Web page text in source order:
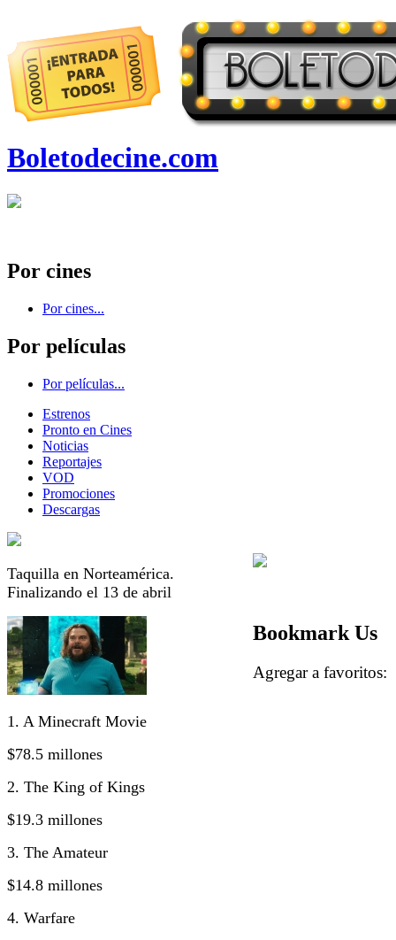
Boletodecine.com
Por cines
Por cines...
Por películas
Por películas...
Estrenos
Pronto en Cines
Noticias
Reportajes
VOD
Promociones
Descargas
Taquilla en Norteamérica.
Finalizando el 13 de abril
1. A Minecraft Movie
$78.5 millones
2. The King of Kings
$19.3 millones
3. The Amateur
$14.8 millones
4. Warfare
Bookmark Us
Agregar a